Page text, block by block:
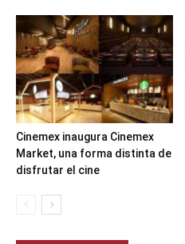
Cinemex inaugura Cinemex
Market, una forma distinta de
disfrutar el cine